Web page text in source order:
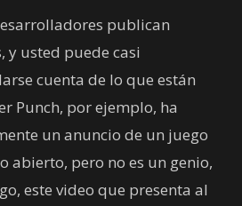
publican
y usted puede casi
cuenta de lo que están
Punch, por ejemplo, ha
un anuncio de un juego
abierto, pero no es un genio,
este video que presenta al